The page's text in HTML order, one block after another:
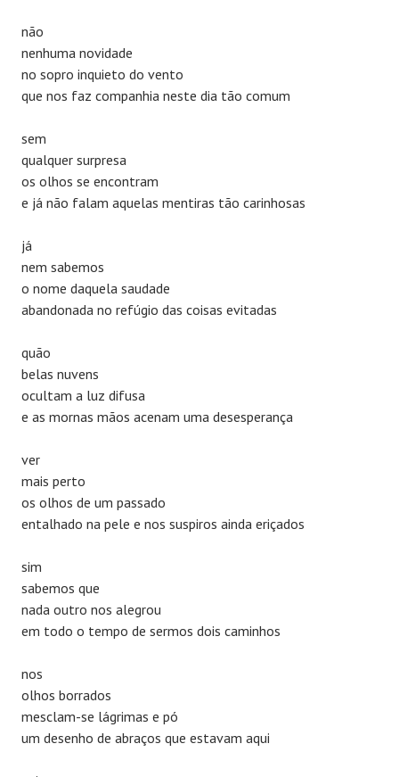
não
nenhuma novidade
no sopro inquieto do vento
que nos faz companhia neste dia tão comum
sem
qualquer surpresa
os olhos se encontram
e já não falam aquelas mentiras tão carinhosas
já
nem sabemos
o nome daquela saudade
abandonada no refúgio das coisas evitadas
quão
belas nuvens
ocultam a luz difusa
e as mornas mãos acenam uma desesperança
ver
mais perto
os olhos de um passado
entalhado na pele e nos suspiros ainda eriçados
sim
sabemos que
nada outro nos alegrou
em todo o tempo de sermos dois caminhos
nos
olhos borrados
mesclam-se lágrimas e pó
um desenho de abraços que estavam aqui